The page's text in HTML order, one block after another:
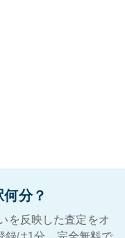
分？
を反映した査定をオ